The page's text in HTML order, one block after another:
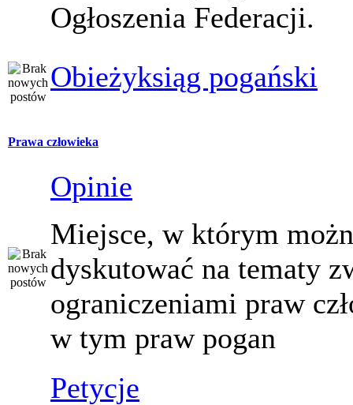
Ogłoszenia Federacji.
Obieżyksiąg pogański
Prawa człowieka
Opinie
Miejsce, w którym
dyskutować na tematy
ograniczeniami praw
w tym praw pogan
Petycje